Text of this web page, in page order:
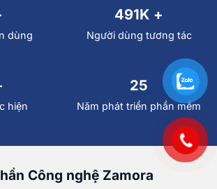
dùng
499K +
Người dùng tương tác
hiện
25
Năm phát triển phần mềm
Công nghệ Zamora